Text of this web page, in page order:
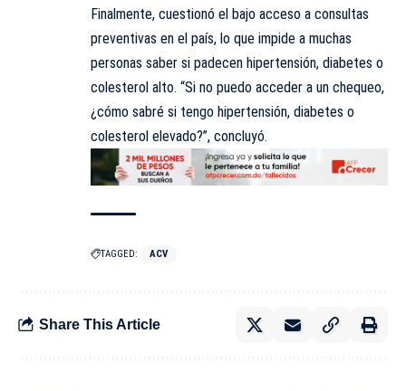
Finalmente, cuestionó el bajo acceso a consultas
preventivas en el país, lo que impide a muchas
personas saber si padecen hipertensión, diabetes o
colesterol alto. “Si no puedo acceder a un chequeo,
¿cómo sabré si tengo hipertensión, diabetes o
colesterol elevado?”, concluyó.
TAGGED: ACV
Share This Article